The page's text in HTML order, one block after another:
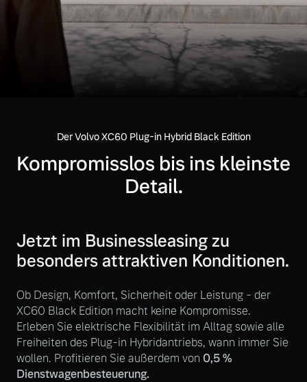
Mild-Hybrid
4 Modelle
Geschäftskunden
Editionsmodelle
Angebot anfragen
Fahrzeug konfigurieren
Sofort verfügbare Fahrzeuge
Volvo Gebrauchtwagenbörse
Gebrauchtwagen
Aktuelle Zubehörangebote
Zubehörkatalog
Service by Volvo
Sie erhalten bei uns eine
Vielzahl von Original
Volvo Winter- und
Sommer Kompletträder.
Bitte sprechen Sie uns
direkt an.
Kontakt und Anfahrt
Unsere News & Events
Der Volvo XC60 Plug-in Hybrid Black Edition
Kompromisslos bis ins kleinste
Detail.
Jetzt im Businessleasing zu
besonders attraktiven Konditionen.
Ob Design, Komfort, Sicherheit oder Leistung - der
XC60 Black Edition macht keine Kompromisse.
Erleben Sie elektrische Flexibilität im Alltag sowie alle
Freiheiten des Plug-in Hybridantriebs, wann immer Sie
wollen. Profitieren Sie außerdem von 0,5 %
Dienstwagenbesteuerung.